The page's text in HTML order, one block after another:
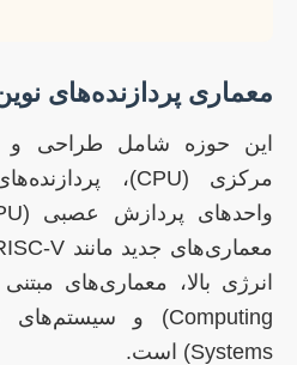
معماری پردازنده‌های
این حوزه شامل طراحی و
Systems) است.